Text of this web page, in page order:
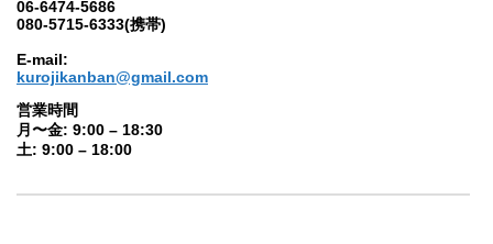
06-6474-5686
080-5715-6333(携帯)
E-mail:
kurojikanban@gmail.com
営業時間
月〜金: 9:00 – 18:30
土: 9:00 – 18:00